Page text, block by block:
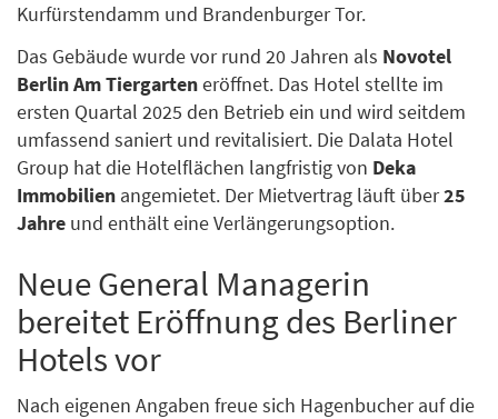
Kurfürstendamm und Brandenburger Tor.
Das Gebäude wurde vor rund 20 Jahren als Novotel
Berlin Am Tiergarteneröffnet. Das Hotel stellte im
ersten Quartal 2025 den Betrieb ein und wird seitdem
umfassend saniert und revitalisiert. Die Dalata Hotel
Group hat die Hotelflächen langfristig von Deka
Immobilien angemietet. Der Mietvertrag läuft über25
Jahre und enthält eine Verlängerungsoption.
Neue General Managerin
bereitet Eröffnung des Berliner
Hotels vor
Nach eigenen Angaben freue sich Hagenbucher auf die